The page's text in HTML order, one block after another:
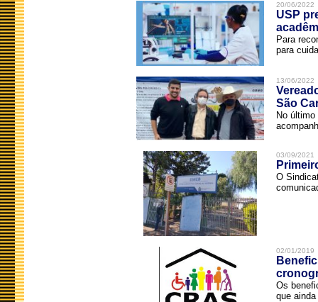
20/06/2022
USP
Para
para
13/06/2022
São
No
03/09/2021
O
02/01/2019
Os
que